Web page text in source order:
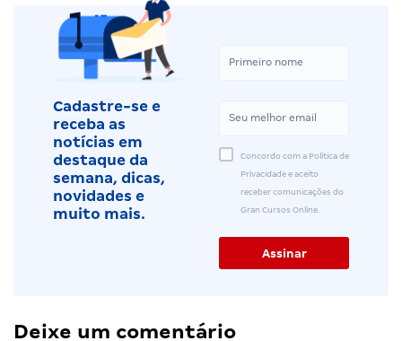
Cadastre-se e
receba as
notícias em
destaque da
semana, dicas,
novidades e
muito mais.
Concordo com a Política de
Privacidade e aceito
receber comunicações do
Gran Cursos Online.
Deixe um comentário